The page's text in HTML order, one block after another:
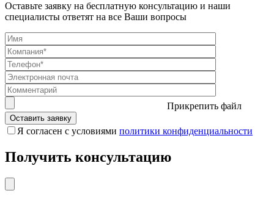
Оставьте заявку на бесплатную консультацию и наши
специалисты ответят на все Ваши вопросы
Прикрепить файл
Я согласен с условиями политики конфиденциальности
Получить консультацию